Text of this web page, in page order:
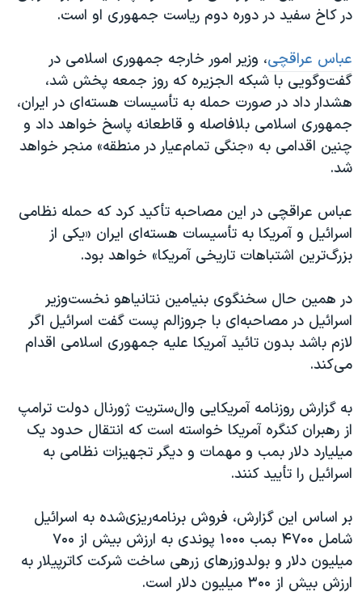
در کاخ سفید در دوره دوم ریاست جمهوری او است.
عباس عراقچی، وزیر امور خارجه جمهوری اسلامی در
گفت‌وگویی با شبکه الجزیره که روز جمعه پخش شد،
هشدار داد در صورت حمله به تأسیسات هسته‌ای در ایران،
جمهوری اسلامی بلافاصله و قاطعانه پاسخ خواهد داد و
چنین اقدامی به «جنگی تمام‌عیار در منطقه» منجر خواهد
شد.
عباس عراقچی در این مصاحبه تأکید کرد که حمله نظامی
اسرائیل و آمریکا به تأسیسات هسته‌ای ایران «یکی از
بزرگ‌ترین اشتباهات تاریخی آمریکا» خواهد بود.
در همین حال سخنگوی بنیامین نتانیاهو نخست‌وزیر
اسرائيل در مصاحبه‌ای با جروزالم پست گفت اسرائيل اگر
لازم باشد بدون تائید آمریکا علیه جمهوری اسلامی اقدام
می‌کند.
به گزارش روزنامه آمریکایی وال‌ستریت ژورنال دولت ترامپ
از رهبران کنگره آمریکا خواسته است که انتقال حدود یک
میلیارد دلار بمب و مهمات و دیگر تجهیزات نظامی به
اسرائیل را تأیید کنند.
بر اساس این گزارش، فروش برنامه‌ریزی‌شده به اسرائيل
شامل ۴۷۰۰ بمب ۱۰۰۰ پوندی به ارزش بیش از ۷۰۰
میلیون دلار و بولدوزرهای زرهی ساخت شرکت کاترپیلار به
ارزش بیش از ۳۰۰ میلیون دلار است.